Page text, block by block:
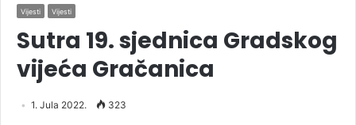
Vijesti Vijesti
Sutra 19. sjednica Gradskog
vijeća Gračanica
1. Jula 2022. 323